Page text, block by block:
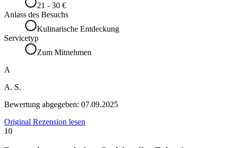
21 - 30 €
Anlass des Besuchs
Kulinarische Entdeckung
Servicetyp
Zum Mitnehmen
A
A. S.
Bewertung abgegeben: 07.09.2025
Original Rezension lesen
10